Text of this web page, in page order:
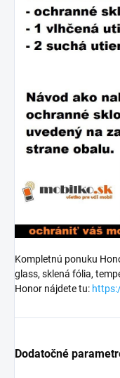
Kompletnú ponuku
glass, sklená fólia,
Honor nájdete tu:
Dodatočné